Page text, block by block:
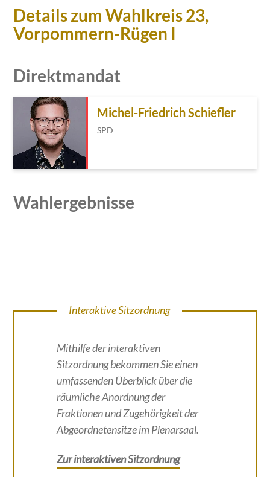
Details zum Wahlkreis 23,
Vorpommern-Rügen I
Direktmandat
Michel-Friedrich Schiefler
SPD
Wahlergebnisse
Interaktive Sitzordnung
Mithilfe der interaktiven
Sitzordnung bekommen Sie einen
umfassenden Überblick über die
räumliche Anordnung der
Fraktionen und Zugehörigkeit der
Abgeordnetensitze im Plenarsaal.
Zur interaktiven Sitzordnung